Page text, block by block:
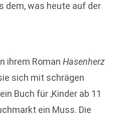
dem, was heute auf der
ihrem RomanHasenherz
sich mit schrägen
Buch für ‚Kinder ab 11
ein Muss. Die